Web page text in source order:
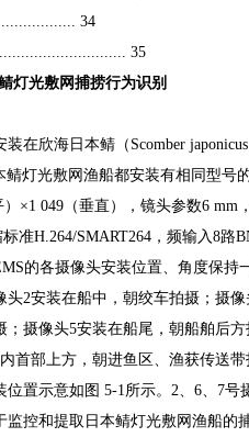
34
35
灯光敷网捕捞行为识别
在欣海日本鲭（Scomber
鲭灯光敷网渔船都安装有相同型号
×1 049（垂直），镜头参数6 mm
准H.264/SMART264，频输入8
的各摄像头安装位置、角度保持
头2安装在船中，朝绞车拍摄；摄
；摄像头5安装在船尾，朝船舶后
首部上方，朝进鱼区、渔获传送
置示意如图 5-1所示。2、6、7
监控和提取日本鲭灯光敷网渔船的